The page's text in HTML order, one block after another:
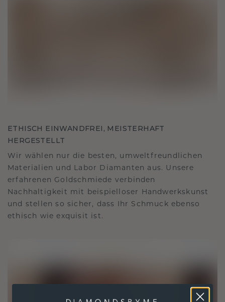
ETHISCH EINWANDFREI, MEISTERHAFT
HERGESTELLT
Wir wählen nur die besten, umweltfreundlichen
Materialien und Labor Diamanten aus. Unsere
erfahrenen Goldschmiede verbinden
Nachhaltigkeit mit beispielloser Handwerkskunst
und stellen so sicher, dass Ihr Schmuck ebenso
ethisch wie exquisit ist.